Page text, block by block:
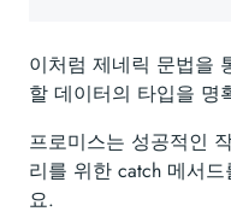
이처럼 제네릭 문법을
할 데이터의 타입을 명
프로미스는 성공적인
리를 위한 catch 메서
요.